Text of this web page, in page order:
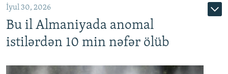
İyul 30, 2026
Bu il Almaniyada anomal
istilərdən 10 min nəfər ölüb